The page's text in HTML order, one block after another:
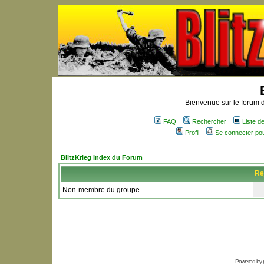
Bienvenue sur le forum
FAQ Rechercher
Liste
Profil
Se connecter
BlitzKrieg Index du Forum
Non-membre du groupe
Powered by